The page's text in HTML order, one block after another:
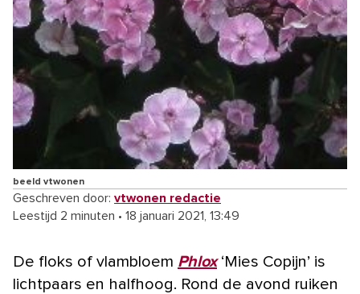
beeld vtwonen
Geschreven door: vtwonen redactie
Leestijd 2 minuten • 18 januari 2021, 13:49
De floks of vlambloem Phlox‘Mies Copijn’ is
lichtpaars en halfhoog. Rond de avond ruiken